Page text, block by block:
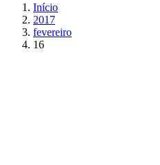
Início
2017
fevereiro
16